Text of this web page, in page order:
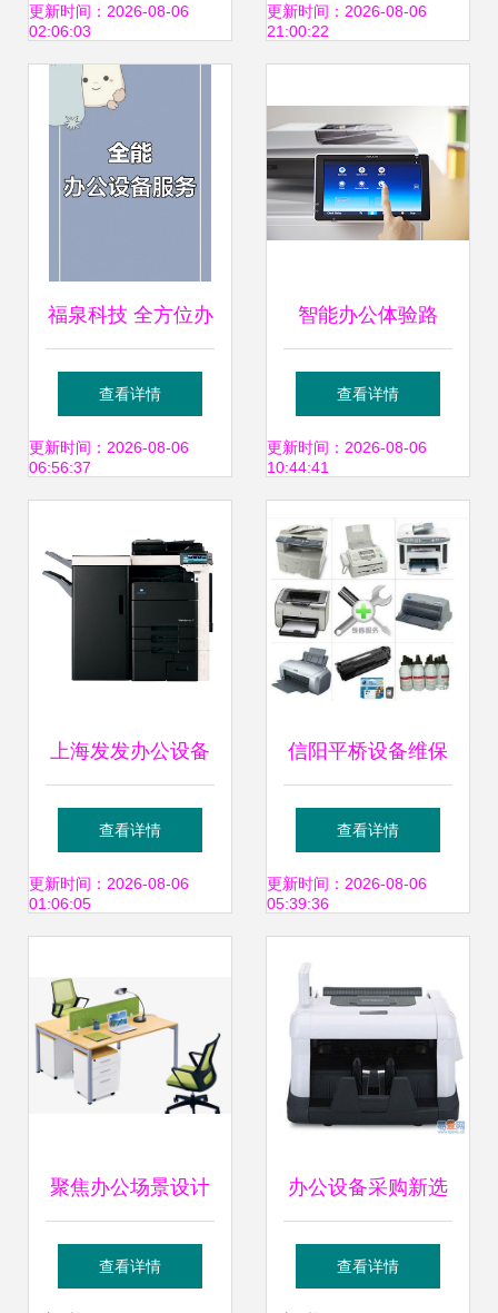
博览会 深耕工业与
办公设备交叉领域
更新时间：2026-08-06
02:06:03
地新办公大楼落成
更新时间：2026-08-06
21:00:22
福泉科技 全方位办
公设备维修与回收
服务的行业标杆
查看详情
更新时间：2026-08-06
06:56:37
智能办公体验路
上，桌面型设备也
有大作为——新一
机MP C406ZSP正
式上市
查看详情
更新时间：2026-08-06
10:44:41
上海发发办公设备
美能达bizhub
C552，一站式租赁
选
查看详情
更新时间：2026-08-06
01:06:05
信阳平桥设备维保
专业护航学校与政
府单位的办公自动
查看详情
更新时间：2026-08-06
05:39:36
聚焦办公场景设计
新图网办公设备与
查看详情
办公设备采购新选
择 优办公商城三木
查看详情